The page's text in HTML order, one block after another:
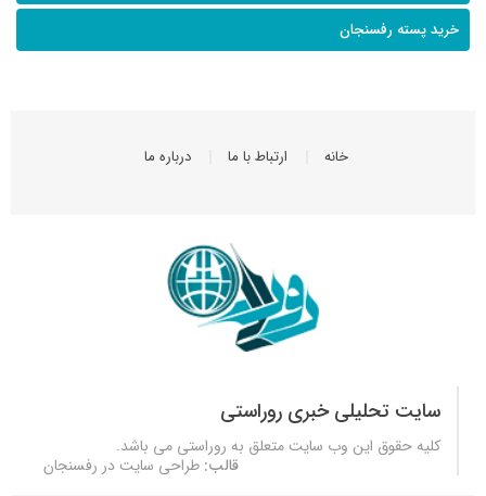
خرید پسته رفسنجان
خانه ارتباط با ما درباره ما
سایت تحلیلی خبری روراستی
کلیه حقوق این وب سایت متعلق به روراستی می باشد.
قالب: طراحی سایت در رفسنجان